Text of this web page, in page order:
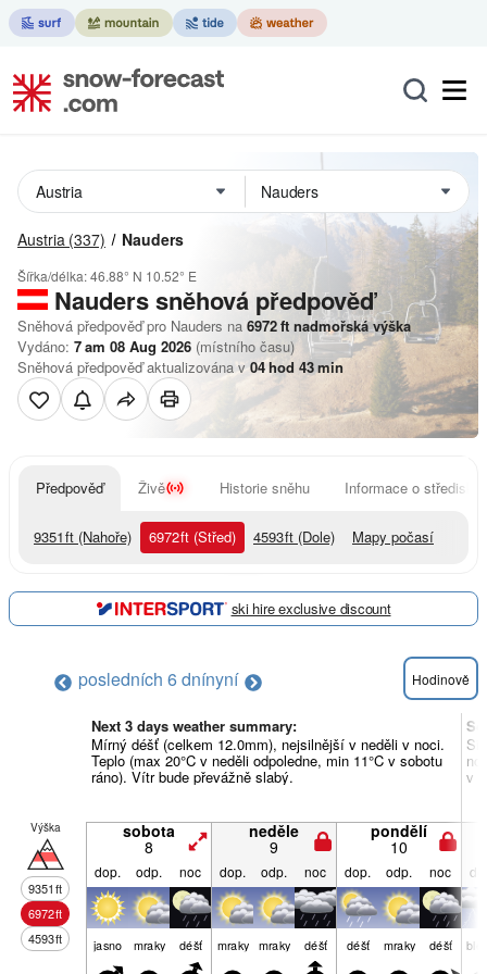
Austria (337) Nauders
Šířka/délka:46.88° N 10.52° E
Nauderssněhová předpověď
Sněhová předpověď pro Nauders na 6972ft nadmořská výška
Vydáno: 7 am 08 Aug 2026 (místního času)
Sněhová předpověď aktualizována v04hod 43min
Předpověď Živě Historie sněhu Informace o středisku
9351ft (Nahoře) 6972ft (Střed) 4593ft (Dole) Mapy počasí
ski hire exclusive discount
posledních 6 dnínyní Hodinově
Next 3 days weather summary:
Mírný déšť (celkem 12.0mm), nejsilnější v neděli v noci.
Teplo (max 20°C v neděli odpoledne, min 11°C v sobotu
ráno). Vítr bude převážně slabý. v
Výška
9351ft
6972ft
4593ft
sobota
8
neděle
9
pondělí
10
dop. odp. noc dop. odp. noc dop. odp. noc
jasno mraky déšť mraky mraky déšť déšť mraky déšť